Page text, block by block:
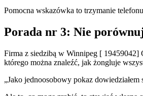
Pomocna wskazówka to trzymanie
Porada nr 3: Nie
Firma z siedzibą w Winnipeg [ 19459042]
którego można znaleźć, jak żongluje
„Jako jednoosobowy pokaz